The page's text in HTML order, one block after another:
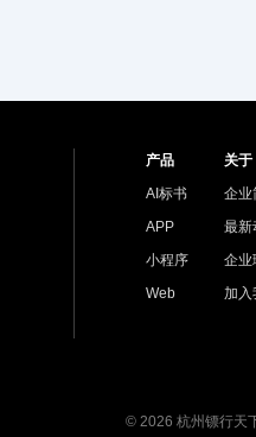
产品
AI标书
APP
小程序
Web
关于
企业
最新
企业
加入
© 2026 杭州镖行天